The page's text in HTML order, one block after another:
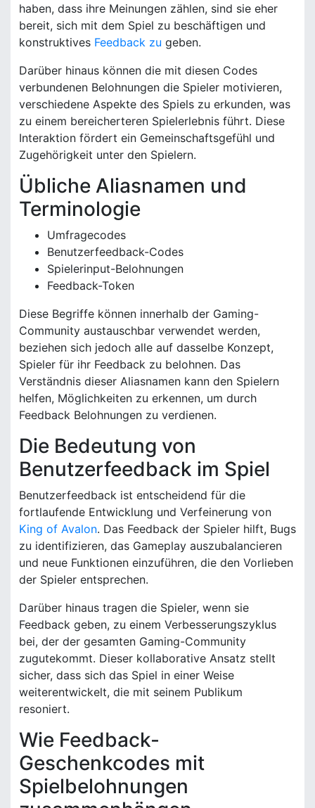
haben, dass ihre Meinungen zählen, sind sie eher
bereit, sich mit dem Spiel zu beschäftigen und
konstruktives Feedback zu geben.
Darüber hinaus können die mit diesen Codes
verbundenen Belohnungen die Spieler motivieren,
verschiedene Aspekte des Spiels zu erkunden, was
zu einem bereicherteren Spielerlebnis führt. Diese
Interaktion fördert ein Gemeinschaftsgefühl und
Zugehörigkeit unter den Spielern.
Übliche Aliasnamen und
Terminologie
Umfragecodes
Benutzerfeedback-Codes
Spielerinput-Belohnungen
Feedback-Token
Diese Begriffe können innerhalb der Gaming-
Community austauschbar verwendet werden,
beziehen sich jedoch alle auf dasselbe Konzept,
Spieler für ihr Feedback zu belohnen. Das
Verständnis dieser Aliasnamen kann den Spielern
helfen, Möglichkeiten zu erkennen, um durch
Feedback Belohnungen zu verdienen.
Die Bedeutung von
Benutzerfeedback im Spiel
Benutzerfeedback ist entscheidend für die
fortlaufende Entwicklung und Verfeinerung von
King of Avalon. Das Feedback der Spieler hilft, Bugs
zu identifizieren, das Gameplay auszubalancieren
und neue Funktionen einzuführen, die den Vorlieben
der Spieler entsprechen.
Darüber hinaus tragen die Spieler, wenn sie
Feedback geben, zu einem Verbesserungszyklus
bei, der der gesamten Gaming-Community
zugutekommt. Dieser kollaborative Ansatz stellt
sicher, dass sich das Spiel in einer Weise
weiterentwickelt, die mit seinem Publikum
resoniert.
Wie Feedback-
Geschenkcodes mit
Spielbelohnungen